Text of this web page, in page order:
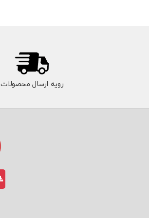
رویه ارسال محصولات